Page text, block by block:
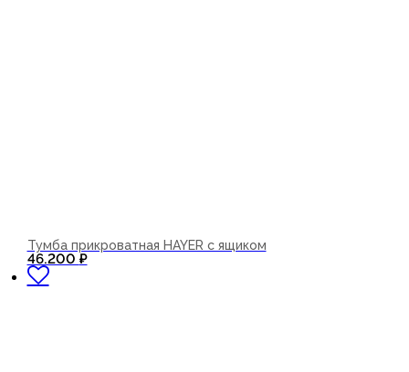
Тумба прикроватная HAYER с ящиком
46.200 ₽